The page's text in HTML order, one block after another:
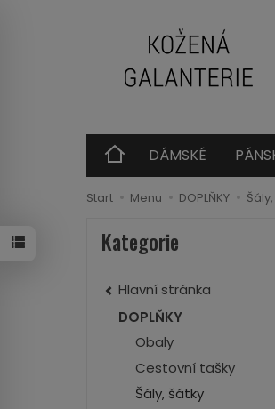
DÁMSKÉ
Start Menu DOPLŇKY
Kategorie
Hlavní stránka
DOPLŇKY
Obaly
Cestovní tašky
Šály, šátky